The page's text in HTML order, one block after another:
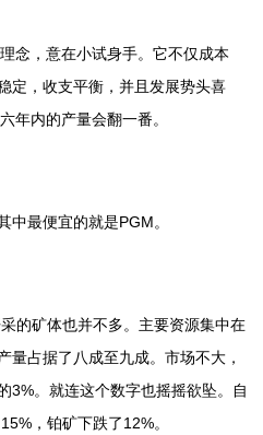
念，意在小试身手。它不仅成本
定，收支平衡，并且发展势头喜
年内的产量会翻一番。
中最便宜的就是PGM。
的矿体也并不多。主要资源集中在
量占据了八成至九成。市场不大，
3%。就连这个数字也摇摇欲坠。自
，铂矿下跌了12%。